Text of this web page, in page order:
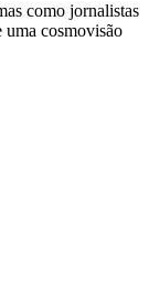
como jornalistas
uma cosmovisão